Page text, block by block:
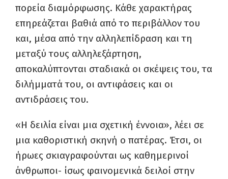
πορεία διαμόρφωσης. Κάθε χαρακτήρας
επηρεάζεται βαθιά από το περιβάλλον του
και, μέσα από την αλληλεπίδραση και τη
μεταξύ τους αλληλεξάρτηση,
αποκαλύπτονται σταδιακά οι σκέψεις του, τα
διλήμματά του, οι αντιφάσεις και οι
αντιδράσεις του.
«Η δειλία είναι μια σχετική έννοια», λέει σε
μια καθοριστική σκηνή ο πατέρας. Έτσι, οι
ήρωες σκιαγραφούνται ως καθημερινοί
άνθρωποι- ίσως φαινομενικά δειλοί στην